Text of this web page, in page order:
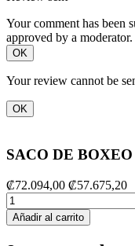
Your comment has been
approved by a moderator.
OK
Your review cannot be
OK
SACO DE
₡72.094,00 ₡57.675,20
Añadir al carrito